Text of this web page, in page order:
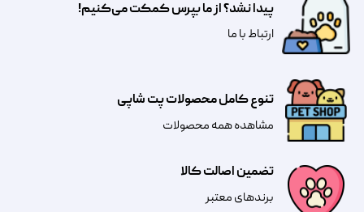
تضمین اصالت کالا
​​برندهای معتبر​​​​​​​
تنوع کامل محصولات پت شاپی
مشاهده همه محصولات
پیدا نشد؟ از ما بپرس کمکت می‌کنیم!
​​​ارتباط با ما